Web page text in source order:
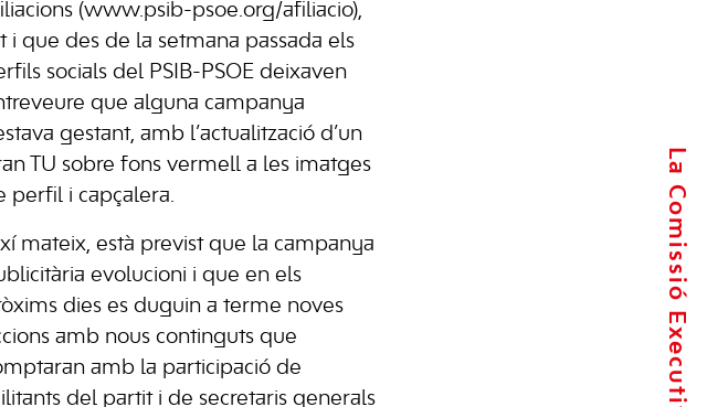
La Comissió Executiva
(www.psib-psoe.org/afiliacio),
i que des de la setmana passada els
socials del PSIB-PSOE deixaven
que alguna campanya
gestant, amb l’actualització d’un
TU sobre fons vermell a les imatges
perfil i capçalera.
mateix, està previst que la campanya
evolucioni i que en els
dies es duguin a terme noves
amb nous continguts que
amb la participació de
del partit i de secretaris generals